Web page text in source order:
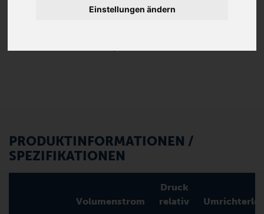
Einstellungen ändern
Eingebauter, großer Ansaugfilter
Drucksicherheitsventil
PRODUKTINFORMATIONEN /
SPEZIFIKATIONEN
Volumenstrom
Druck
relativ